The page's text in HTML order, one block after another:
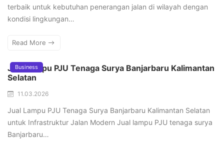
terbaik untuk kebutuhan penerangan jalan di wilayah dengan
kondisi lingkungan…
Read More
Business
Jual Lampu PJU Tenaga Surya Banjarbaru Kalimantan
Selatan
11.03.2026
Jual Lampu PJU Tenaga Surya Banjarbaru Kalimantan Selatan
untuk Infrastruktur Jalan Modern Jual lampu PJU tenaga surya
Banjarbaru…